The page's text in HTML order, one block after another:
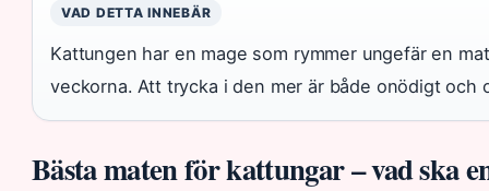
VAD DETTA INNEBÄR
Kattungen har en mage som rymmer ungefär en
veckorna. Att trycka i den mer är både onödigt och
Bästa maten för kattungar – vad ska